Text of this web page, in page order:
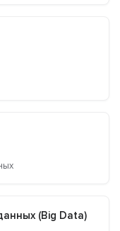
(Big Data)